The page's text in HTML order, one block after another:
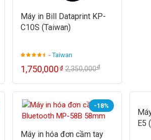
Máy in Bill Dataprint KP-
C10S (Taiwan)
- Taiwan
1,750,000₫ 2,350,000₫
-18%
Máy in hóa đơn cầm tay
E5